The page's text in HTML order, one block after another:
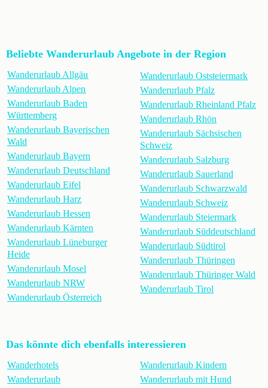
Beliebte Wanderurlaub Angebote in der Region
Wanderurlaub Allgäu
Wanderurlaub Alpen
Wanderurlaub Baden
Württemberg
Wanderurlaub Bayerischen
Wald
Wanderurlaub Bayern
Wanderurlaub Deutschland
Wanderurlaub Eifel
Wanderurlaub Harz
Wanderurlaub Hessen
Wanderurlaub Kärnten
Wanderurlaub Lüneburger
Heide
Wanderurlaub Mosel
Wanderurlaub NRW
Wanderurlaub Österreich
Wanderurlaub Oststeiermark
Wanderurlaub Pfalz
Wanderurlaub Rheinland Pfalz
Wanderurlaub Rhön
Wanderurlaub Sächsischen
Schweiz
Wanderurlaub Salzburg
Wanderurlaub Sauerland
Wanderurlaub Schwarzwald
Wanderurlaub Schweiz
Wanderurlaub Steiermark
Wanderurlaub Süddeutschland
Wanderurlaub Südtirol
Wanderurlaub Thüringen
Wanderurlaub Thüringer Wald
Wanderurlaub Tirol
Das könnte dich ebenfalls interessieren
Wanderhotels
Wanderurlaub
Wanderurlaub Kindern
Wanderurlaub mit Hund